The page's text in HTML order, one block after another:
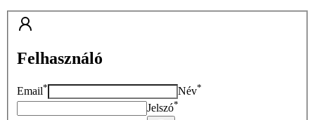
Felhasználó
Email* Név*
Jelszó*